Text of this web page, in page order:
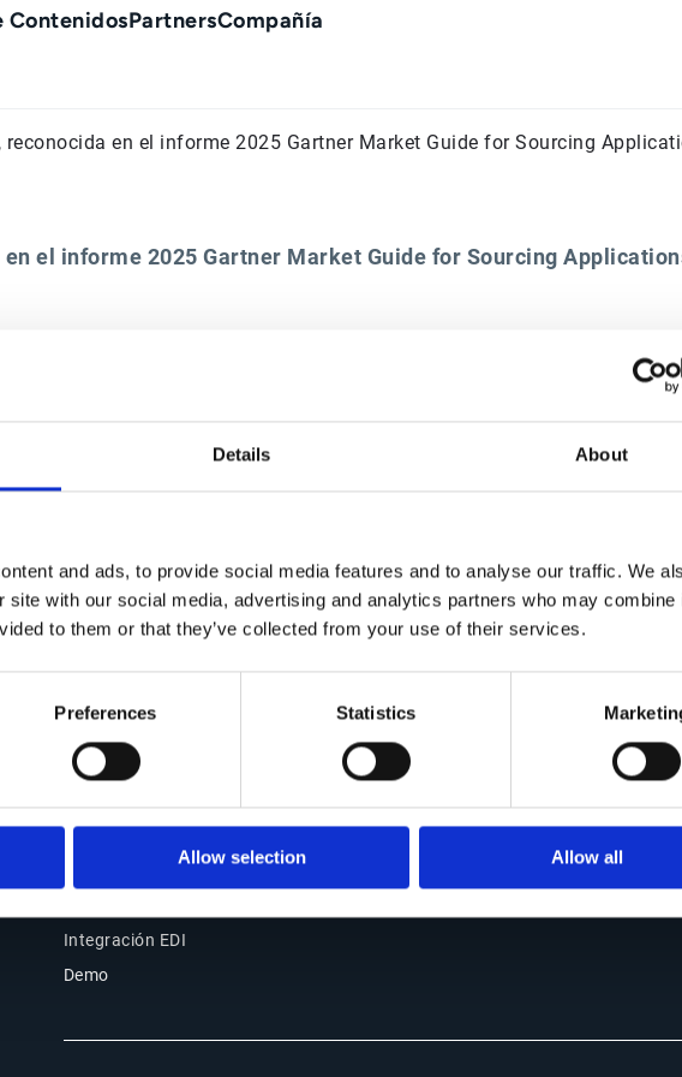
Details About
and ads, to provide social media features and to analyse our traffic. We
site with our social media, advertising and analytics partners who may combine
to them or that they’ve collected from your use of their services.
Preferences Statistics
Allow selection Allow all
ContenidosPartnersCompañía
reconocida en el informe 2025 Gartner Market Guide for Sourcing
el informe 2025 Gartner Market Guide for Sourcing
Partners
Soporte
Soluciones Office of the
Source-to-Pay (S2P)
Order-to-Cash (O2C)
Facturación electrónica y
cumplimiento
Insights y
Casos de clientes
Eventos
Productos
Esker Product Host
Esker VSI Fax
Integración EDI
Demo